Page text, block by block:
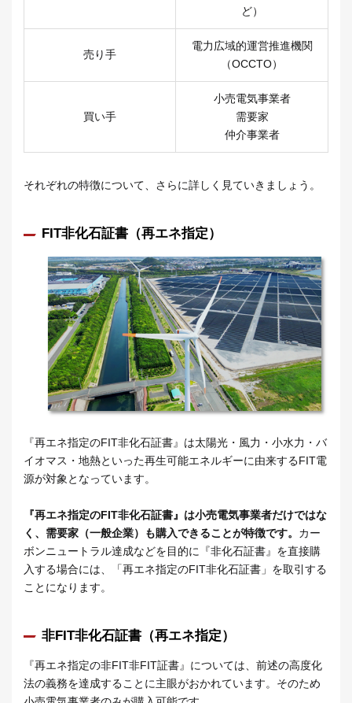
ど）
売り手
電力広域的運営推進機関
（OCCTO）
買い手
小売電気事業者
需要家
仲介事業者
それぞれの特徴について、さらに詳しく見ていきましょう。
FIT非化石証書（再エネ指定）
『再エネ指定のFIT非化石証書』は太陽光・風力・小水力・バ
イオマス・地熱といった再生可能エネルギーに由来するFIT電
源が対象となっています。
『再エネ指定のFIT非化石証書』は小売電気事業者だけではな
く、需要家（一般企業）も購入できることが特徴です。 カー
ボンニュートラル達成などを目的に『非化石証書』を直接購
入する場合には、「再エネ指定のFIT非化石証書」を取引する
ことになります。
非FIT非化石証書（再エネ指定）
『再エネ指定の非FIT非FIT証書』については、前述の高度化
法の義務を達成することに主眼がおかれています。そのため